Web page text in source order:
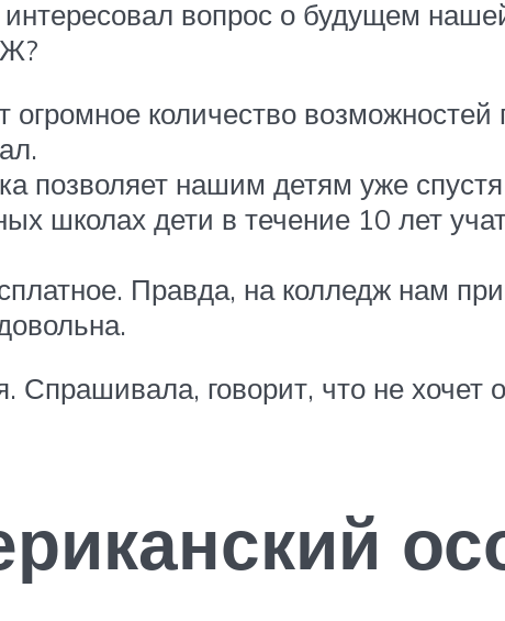
вопрос о будущем
количество возможностей
позволяет нашим детям уже
школах дети в течение 10 лет
Правда, на колледж нам
Спрашивала, говорит, что не хочет